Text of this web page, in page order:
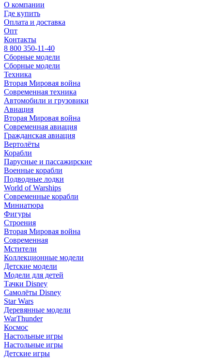
О компании
Где купить
Оплата и доставка
Опт
Контакты
8 800 350-11-40
Сборные модели
Сборные модели
Техника
Вторая Мировая война
Современная техника
Автомобили и грузовики
Авиация
Вторая Мировая война
Современная авиация
Гражданская авиация
Вертолёты
Корабли
Парусные и пассажирские
Военные корабли
Подводные лодки
World of Warships
Современные корабли
Миниатюра
Фигуры
Строения
Вторая Мировая война
Современная
Мстители
Коллекционные модели
Детские модели
Модели для детей
Тачки Disney
Самолёты Disney
Star Wars
Деревянные модели
WarThunder
Космос
Настольные игры
Настольные игры
Детские игры